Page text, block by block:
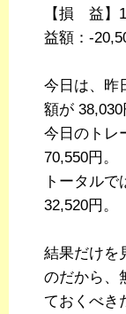
【損 益】
益額：-
今日は、昨
額が 38,030
今日のトレ
70,550円。
トータル
32,520円。
結果だけを
のだから、
ておくべき